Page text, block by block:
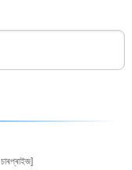
চাৰপ্ৰাইজ]